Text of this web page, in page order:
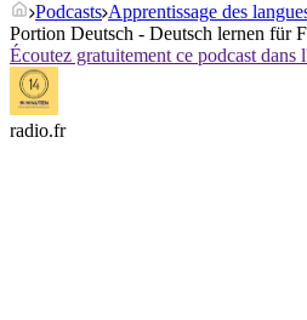
Podcasts Apprentissage des
Portion Deutsch - Deutsch lernen für
Écoutez gratuitement ce podcast dans
radio.fr